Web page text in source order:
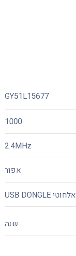
GY51L15677
1000
2.4MHz
אפור
אלחוטי USB DONGLE
שנה